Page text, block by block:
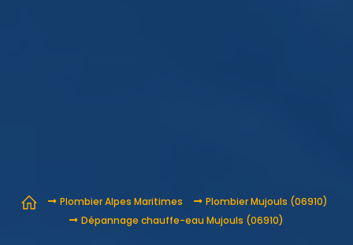
Plombier Alpes Maritimes
Plombier Mujouls (06910)
Dépannage chauffe-eau Mujouls (06910)